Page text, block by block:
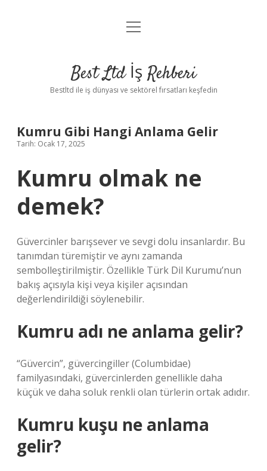
Anasayfa
Yasal Uyarı
menüyü
Best Ltd İş Rehberi
Bestltd ile iş dünyası ve sektörel fırsatları keşfedin
Kumru Gibi Hangi Anlama Gelir
Tarih: Ocak 17, 2025
Kumru olmak ne
demek?
Güvercinler barışsever ve sevgi dolu insanlardır. Bu
tanımdan türemiştir ve aynı zamanda
sembolleştirilmiştir. Özellikle Türk Dil Kurumu’nun
bakış açısıyla kişi veya kişiler açısından
değerlendirildiği söylenebilir.
Kumru adı ne anlama gelir?
“Güvercin”, güvercingiller (Columbidae)
familyasındaki, güvercinlerden genellikle daha
küçük ve daha soluk renkli olan türlerin ortak adıdır.
Kumru kuşu ne anlama
gelir?